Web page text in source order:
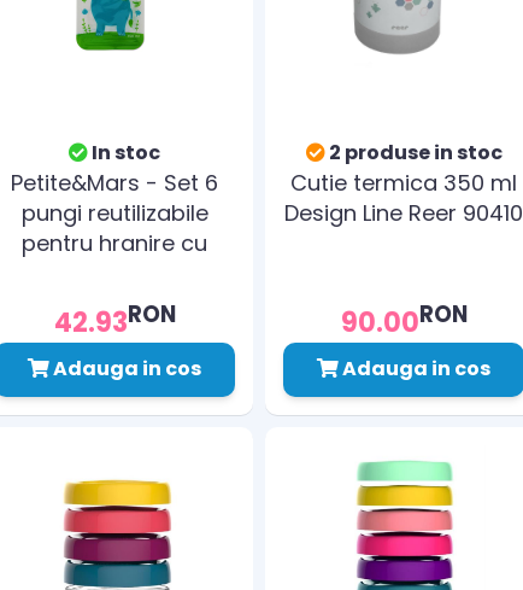
In stoc
Petite&Mars - Set 6
pungi reutilizabile
pentru hranire cu
Albastru
42.93RON
Adauga in cos
2 produse in stoc
Cutie termica 350 ml
Design Line Reer 90410
90.00RON
Adauga in cos